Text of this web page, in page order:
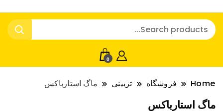
0
Home فروشگاه تزیینی ماگ استارباکس
ماگ استارباکس